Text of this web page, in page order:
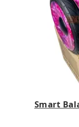
Smart